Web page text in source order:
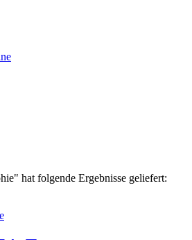
hat folgende Ergebnisse geliefert: